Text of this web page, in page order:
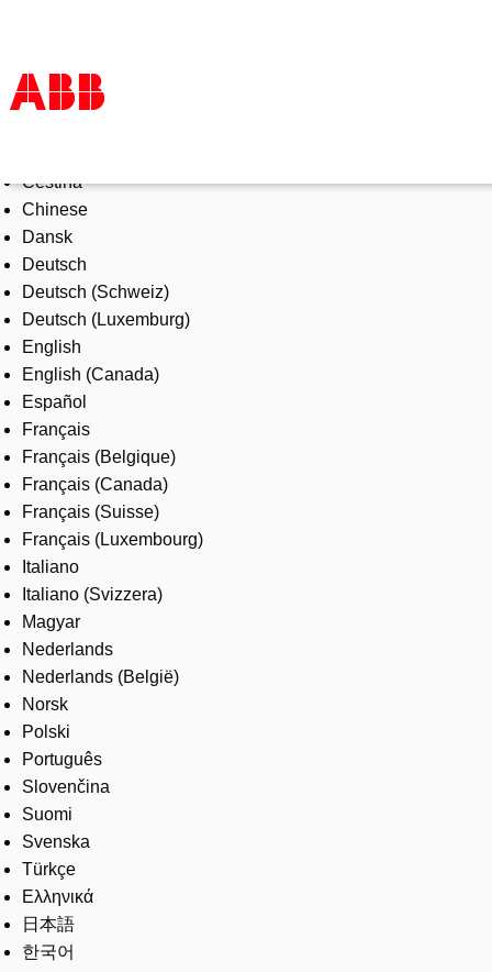
Products & Solutions
Industries
Services
About us
Where to buy
Contact us
Careers
Čeština
Chinese
Dansk
Deutsch
Deutsch (Schweiz)
Deutsch (Luxemburg)
English
English (Canada)
Español
Français
Français (Belgique)
Français (Canada)
Français (Suisse)
Français (Luxembourg)
Italiano
Italiano (Svizzera)
Magyar
Nederlands
Nederlands (België)
Norsk
Polski
Português
Slovenčina
Suomi
Svenska
Türkçe
Ελληνικά
日本語
한국어